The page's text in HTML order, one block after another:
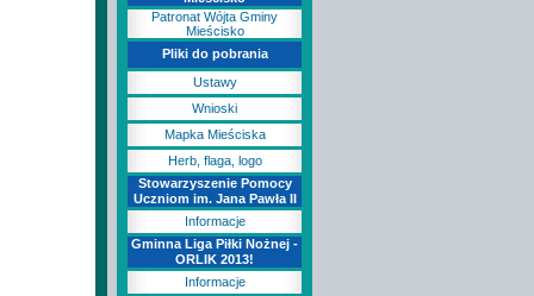
Patronat Wójta Gminy
Mieścisko
Pliki do pobrania
Ustawy
Wnioski
Mapka Mieściska
Herb, flaga, logo
Stowarzyszenie Pomocy
Uczniom im. Jana Pawła II
Informacje
Gminna Liga Piłki Nożnej -
ORLIK 2013!
Informacje